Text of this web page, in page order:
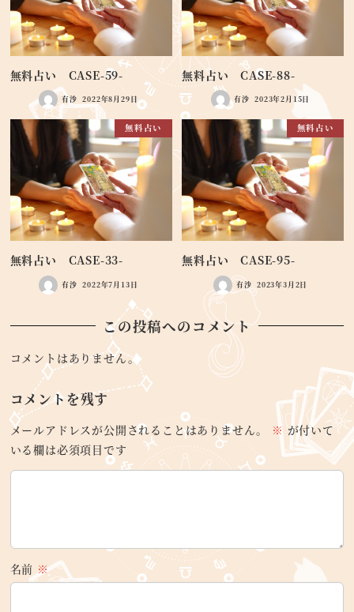
無料占い CASE-59-
有沙 2022年8月29日
無料占い CASE-88-
有沙 2023年2月15日
無料占い
無料占い CASE-33-
有沙 2022年7月13日
無料占い
無料占い CASE-95-
有沙 2023年3月2日
この投稿へのコメント
コメントはありません。
コメントを残す
メールアドレスが公開されることはありません。 ※ が付いて
いる欄は必須項目です
名前 ※